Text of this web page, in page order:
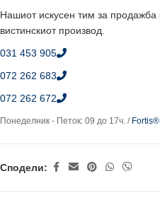
Нашиот искусен тим за продажба
вистинскиот производ.
031 453 905
072 262 683
072 262 672
Понеделник - Петок: 09 до 17ч. /
Сподели: